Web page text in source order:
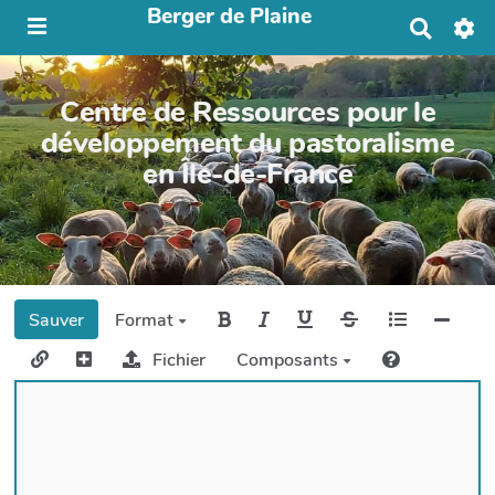
Berger de Plaine
h
e
r
c
h
e
r
Centre de Ressources pour le
développement du pastoralisme
en Île-de-France
Sauver
Format
Fichier
Composants